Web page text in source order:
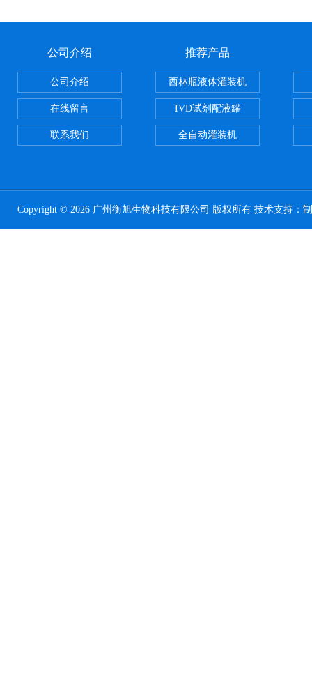
公司介绍
公司介绍
在线留言
联系我们
推荐产品
西林瓶液体灌装机
IVD试剂配液罐
全自动灌装机
Copyright © 2026 广州衡旭生物科技有限公司 版权所有 技术支持：